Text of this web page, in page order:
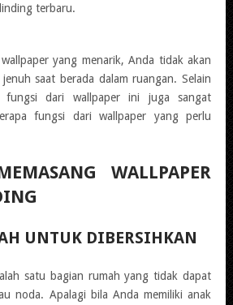
terbaru.
yang menarik, Anda tidak akan
saat berada dalam ruangan. Selain
fungsi dari wallpaper ini juga sangat
fungsi dari wallpaper yang perlu
WALLPAPER
UNTUK DIBERSIHKAN
satu bagian rumah yang tidak dapat
noda. Apalagi bila Anda memiliki anak